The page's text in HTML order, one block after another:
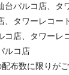
台パルコ店、タ
タワーレコー
コ店、タワーレ
ルコ店
布数に限りがご